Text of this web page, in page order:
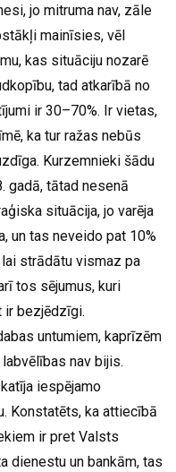
jo mitruma nav, zāle
mainīsies, vēl
kas situāciju nozarē
tad atkarībā no
ir 30–70%. Ir vietas,
ka tur ražas nebūs
Kurzemnieki šādu
gadā, tātad nesenā
situācija, jo varēja
un tas neveido pat 10%
strādātu vismaz pa
tos sējumus, kuri
ir bezjēdzīgi.
untumiem, kaprīzēm
nav bijis.
iespējamo
Konstatēts, ka attiecībā
ir pret Valsts
dienestu un bankām, tas